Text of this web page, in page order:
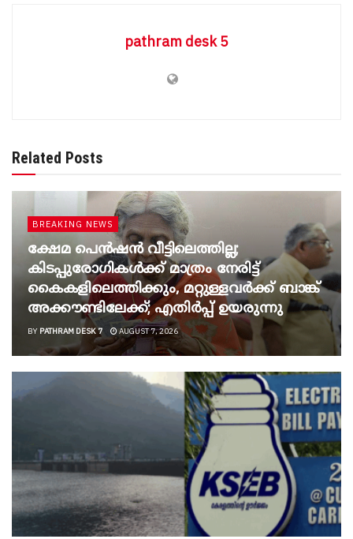
pathram desk 5
Related Posts
BREAKING NEWS
ക്ഷേമ പെൻഷൻ വീട്ടിലെത്തില്ല;
കിടപ്പുരോഗികൾക്ക് മാത്രം നേരിട്ട്
കൈകളിലെത്തിക്കും, മറ്റുള്ളവർക്ക് ബാങ്ക്
അക്കൗണ്ടിലേക്ക്; എതിർപ്പ് ഉയരുന്നു
BY PATHRAM DESK 7 AUGUST 7, 2026